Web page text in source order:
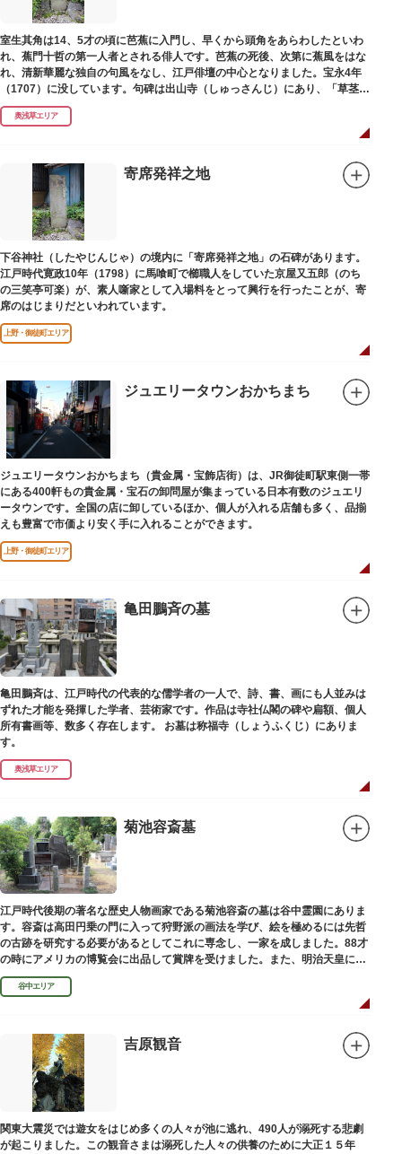
室生其角は14、5才の頃に芭蕉に入門し、早くから頭角をあらわしたといわ
れ、蕉門十哲の第一人者とされる俳人です。芭蕉の死後、次第に蕉風をはな
れ、清新華麗な独自の句風をなし、江戸俳壇の中心となりました。宝永4年
（1707）に没しています。句碑は出山寺（しゅっさんじ）にあり、「草茎を
つつむ葉もなき 雲間哉」と刻まれています。
奥浅草エリア
寄席発祥之地
下谷神社（したやじんじゃ）の境内に「寄席発祥之地」の石碑があります。
江戸時代寛政10年（1798）に馬喰町で櫛職人をしていた京屋又五郎（のち
の三笑亭可楽）が、素人噺家として入場料をとって興行を行ったことが、寄
席のはじまりだといわれています。
上野・御徒町エリア
ジュエリータウンおかちまち
ジュエリータウンおかちまち（貴金属・宝飾店街）は、JR御徒町駅東側一帯
にある400軒もの貴金属・宝石の卸問屋が集まっている日本有数のジュエリ
ータウンです。全国の店に卸しているほか、個人が入れる店舗も多く、品揃
えも豊富で市価より安く手に入れることができます。
上野・御徒町エリア
亀田鵬斉の墓
亀田鵬斉は、江戸時代の代表的な儒学者の一人で、詩、書、画にも人並みは
ずれた才能を発揮した学者、芸術家です。作品は寺社仏閣の碑や扁額、個人
所有書画等、数多く存在します。 お墓は称福寺（しょうふくじ）にありま
す。
奥浅草エリア
菊池容斎墓
江戸時代後期の著名な歴史人物画家である菊池容斎の墓は谷中霊園にありま
す。容斎は高田円乗の門に入って狩野派の画法を学び、絵を極めるには先哲
の古跡を研究する必要があるとしてこれに専念し、一家を成しました。88才
の時にアメリカの博覧会に出品して賞牌を受けました。また、明治天皇に
「日本画史」の称を賜りました。
谷中エリア
吉原観音
関東大震災では遊女をはじめ多くの人々が池に逃れ、490人が溺死する悲劇
が起こりました。この観音さまは溺死した人々の供養のために大正１５年